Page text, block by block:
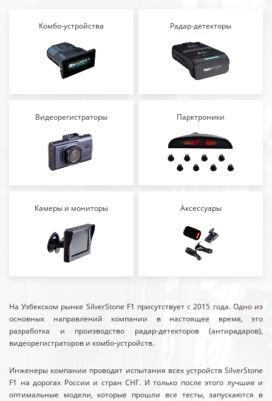
Комбо-устройства Радар-детекторы
Видеорегистраторы Парктроники
Камеры и мониторы Аксессуары
На Узбекском рынке SilverStone F1 присутствует с 2015 года. Одно из
основных направлений компании в настоящее время, это
разработка и производство радар-детекторов (антирадаров),
видеорегистраторов и комбо-устройств.
Инженеры компании проводят испытания всех устройств SilverStone
F1 на дорогах России и стран СНГ. И только после этого лучшие и
оптимальные модели, которые прошли все тесты, запускаются в